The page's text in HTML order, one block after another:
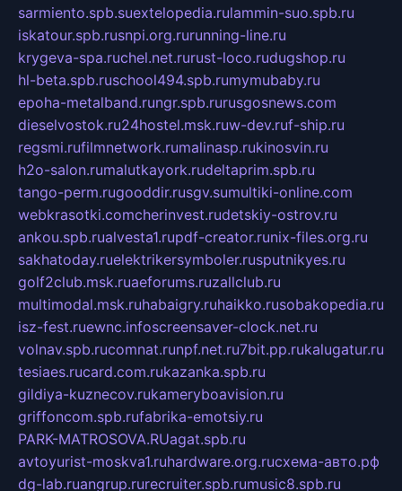
sarmiento.spb.suextelopedia.rulammin-suo.spb.ru
iskatour.spb.rusnpi.org.rurunning-line.ru
krygeva-spa.ruchel.net.rurust-loco.rudugshop.ru
hl-beta.spb.ruschool494.spb.rumymubaby.ru
epoha-metalband.rungr.spb.rurusgosnews.com
dieselvostok.ru24hostel.msk.ruw-dev.ruf-ship.ru
regsmi.rufilmnetwork.rumalinasp.rukinosvin.ru
h2o-salon.rumalutkayork.rudeltaprim.spb.ru
tango-perm.rugooddir.rusgv.sumultiki-online.com
webkrasotki.comcherinvest.rudetskiy-ostrov.ru
ankou.spb.rualvesta1.rupdf-creator.runix-files.org.ru
sakhatoday.ruelektrikersymboler.rusputnikyes.ru
golf2club.msk.ruaeforums.ruzallclub.ru
multimodal.msk.ruhabaigry.ruhaikko.rusobakopedia.ru
isz-fest.ruewnc.infoscreensaver-clock.net.ru
volnav.spb.rucomnat.runpf.net.ru7bit.pp.rukalugatur.ru
tesiaes.rucard.com.rukazanka.spb.ru
gildiya-kuznecov.rukameryboavision.ru
griffoncom.spb.rufabrika-emotsiy.ru
PARK-MATROSOVA.RUagat.spb.ru
avtoyurist-moskva1.ruhardware.org.ruсхема-авто.рф
dg-lab.ruangrup.rurecruiter.spb.rumusic8.spb.ru